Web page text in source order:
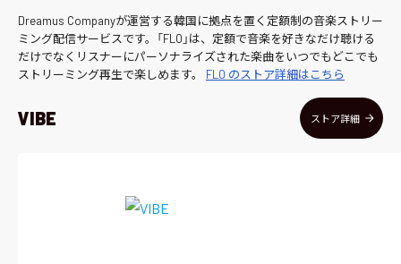
Dreamus Companyが運営する韓国に拠点を置く定額制の音楽ストリー
ミング配信サービスです。「FLO」は、定額で音楽を好きなだけ聴ける
だけでなくリスナーにパーソナライズされた楽曲をいつでもどこでも
ストリーミング再生で楽しめます。 FLO のストア詳細はこちら
VIBE ストア詳細